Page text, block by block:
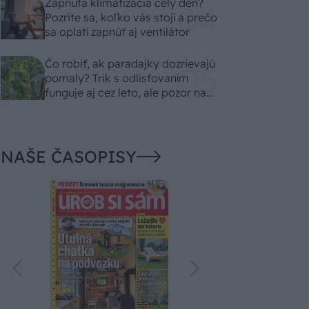
Pozrite sa, koľko vás stojí a prečo
sa oplatí zapnúť aj ventilátor
Čo robiť, ak paradajky dozrievajú
pomaly? Trik s odlisťovaním
funguje aj cez leto, ale pozor na
NAŠE ČASOPISY